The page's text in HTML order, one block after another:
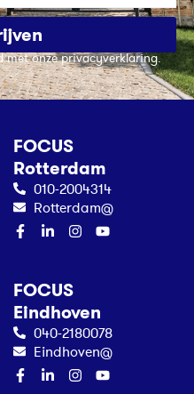
met onze privacyverklaring.
FOCUS
Rotterdam
010-2004314
Rotterdam@
FOCUS
Eindhoven
040-2180078
Eindhoven@